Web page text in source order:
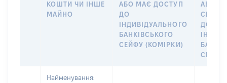
КОШТИ ЧИ ІНШЕ
МАЙНО
АБО МАЄ ДОСТУП
ДО
ІНДИВІДУАЛЬНОГО
БАНКІВСЬКОГО
СЕЙФУ (КОМІРКИ)
АБО
СІМ’Ї
СЕЙФУ
Найменування: